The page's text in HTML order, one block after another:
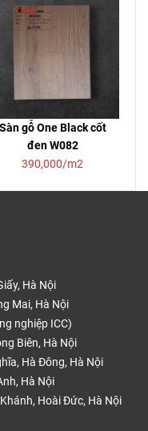
Sàn gỗ One Black cốt
đen W082
390,000/m2
Hà Nội
Mai, Hà Nội
nghiệp ICC)
Biên, Hà Nội
Hà Đông, Hà Nội
Hà Nội
Hoài Đức, Hà Nội